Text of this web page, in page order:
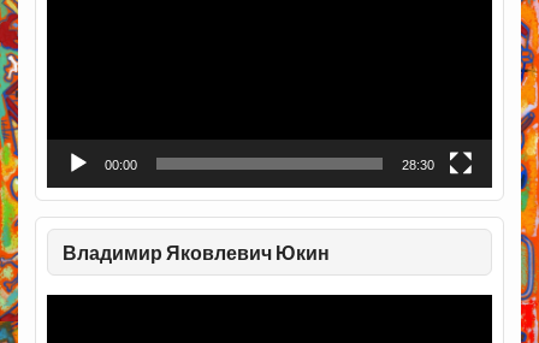
00:00 28:30
Владимир Яковлевич Юкин
Видеоплеер